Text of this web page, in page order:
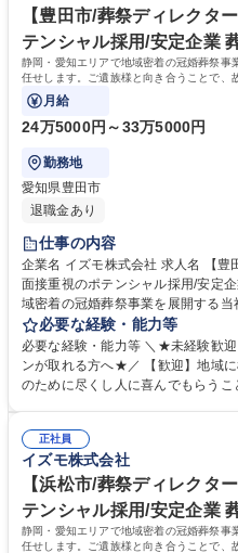
場補助など人と関われる事務
し、面倒見の良い温かなメンバー
す。 学歴・資格 学歴：大学院 大学 高専 短大 専修学校 高校 語学力： 資
格：第一種運転免許普通自動車
【豊田市/葬祭ディレクタ
テンシャル採用/安定企業
静岡・愛知エリアで地域密着の冠婚葬祭事
任せします。ご遺族様と向き合うことで、
画・提案するお仕事です。
月給
24万5000円～33万5000円
勤務地
愛知県豊田市
退職金あり
仕事の内容
企業名 イズモ株式会社 求人名 【豊田市/葬祭ディレクター】未経験歓迎！
面接重視のポテンシャル採用/安定企業 仕事の内容 静岡・愛知エリ
域密着の冠婚葬祭事業を展開する
ます。ご遺族様と向き合うことで、
ニーを企画・提案するお仕事です。 【仕事詳細】ご逝去の連絡対応からお
迎え、ご遺族との打ち合わせ、通
ターフォローまで一貫して担当しま
ープ内に多様な事業があり、人間関
ることも可能です。 募集職種 【豊田市/葬祭ディレクター】未経験歓迎！
面接重視のポテンシャル採用/安定企
必要な経験・能力等
必要な経験・能力等 ＼★未経験歓
ンが取れる方へ★／ 【歓迎】地域
のために尽くし人に喜んでもらう
い、真摯に向き合える誠実さを持っ
これまでの人生における様々な経験
行に移せる行動力を評価します。
り、未経験からでも安心して成長できる
学歴：大学院 大学 高専 短大 専修
許普通自動車
正社員
イズモ株式会社
【浜松市/葬祭ディレクタ
テンシャル採用/安定企業
静岡・愛知エリアで地域密着の冠婚葬祭事
任せします。ご遺族様と向き合うことで、